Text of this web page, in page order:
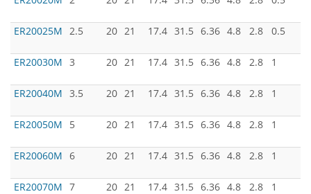
ER20025M 2.5 20 21 17.4 31.5 6.36 4.8 2.8 0.5
ER20030M 3 20 21 17.4 31.5 6.36 4.8 2.8 1
ER20040M 3.5 20 21 17.4 31.5 6.36 4.8 2.8 1
ER20050M 5 20 21 17.4 31.5 6.36 4.8 2.8 1
ER20060M 6 20 21 17.4 31.5 6.36 4.8 2.8 1
ER20070M 7 20 21 17.4 31.5 6.36 4.8 2.8 1